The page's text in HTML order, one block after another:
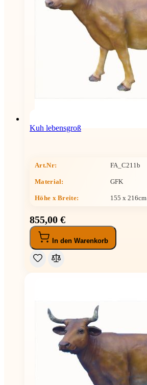
Kuh lebensgroß
Art.Nr: FA_C211b
Material: GFK
Höhe x Breite: 155 x 216cm
855,00 €
In den Warenkorb